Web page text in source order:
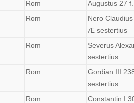
Rom Augustus 27
Rom
Nero Claudius
Æ sestertius
Rom
Severus
sestertius
Rom
Gordian III
sestertius
Rom Constantin I